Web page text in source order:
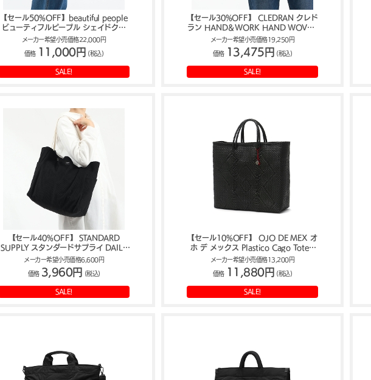
【セール50%OFF】beautiful people
ビューティフルピープル シェイドクロ
スビーチシフトバッグM トートバッグ
611962
メーカー希望小売価格22,000円
価格 11,000円 (税込)
SALE!
【セール30%OFF】 CLEDRAN クレド
ラン HAND＆WORK HAND WOVEN
BASKET ハンド&ワーク かごバッグ
CL-3387
メーカー希望小売価格19,250円
価格 13,475円 (税込)
SALE!
【セール40%OFF】 STANDARD
SUPPLY スタンダードサプライ DAILY
CORDUROY TOTE M
メーカー希望小売価格6,600円
価格 3,960円 (税込)
SALE!
【セール10%OFF】 OJO DE MEX オ
ホ デ メックス Plastico Cago Tote -
regular - かごバッグ
メーカー希望小売価格13,200円
価格 11,880円 (税込)
SALE!